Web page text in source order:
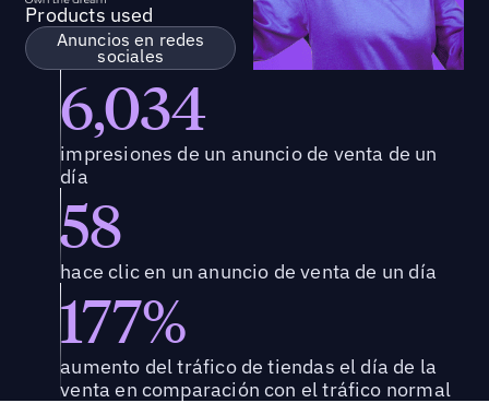
Products used
Anuncios en redes
sociales
6,034
impresiones de un anuncio de venta de un
día
58
hace clic en un anuncio de venta de un día
177%
aumento del tráfico de tiendas el día de la
venta en comparación con el tráfico normal